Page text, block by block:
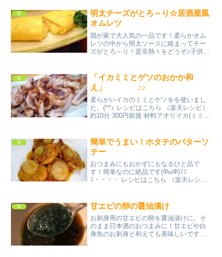
サラダ油みんなのレビュー
魚
明太チーズがとろ～り☆居酒屋風
オムレツ
我が家で大人気の一品です！柔らかオム
レツの中から明太ソースに絡まってチー
ズがとろ～り！是非熱々をどうぞ♪子供も
入れなくても）塩・胡椒明太子マヨネー
ズ（ハーフ使...
魚
「イカミミとゲソのおかか和
え」 ♪♪
柔らかいイカのミミとゲソをを使いまし
た。(^^♪ レシピはこちら （楽天レシピ）
約10分 300円前後 材料アオリイカ(ミミ、
魚
簡単でうまい！ホタテのバターソ
テー
おつまみにもおかずにもなるひと品で
す！簡単なのに絶品です(ΦωΦ)ﾌﾌ
ﾌ・・・・ レシピはこちら （楽天レシ
魚 甘エビの卵の醤油漬け
お刺身用の甘エビの卵を醤油漬けに。そ
のまま日本酒のおつまみに！甘エビや白
身魚のお刺身と和えても美味しいです。